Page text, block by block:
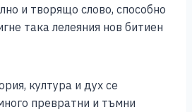
и творящо слово, способно
така лелеяния нов битиен
култура и дух се
превратни и тъмни